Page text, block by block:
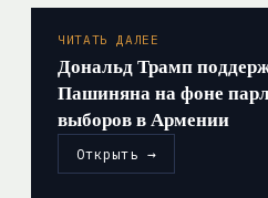
ЧИТАТЬ ДАЛЕЕ
Дональд Трамп
Пашиняна на фоне
выборов в Армении
Открыть →